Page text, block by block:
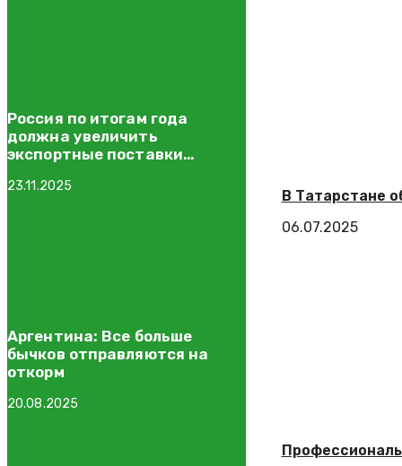
В Татарстане
06.07.2025
Россия по итогам года
должна увеличить
экспортные поставки
более 310 тыс. тонн
23.11.2025
Аргентина: Все больше
бычков отправляются на
откорм
20.08.2025